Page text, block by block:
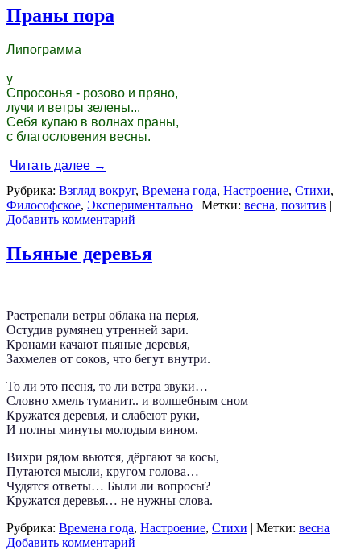
Праны пора
Липограмма
у
Спросонья - розово и пряно,
лучи и ветры зелены...
Себя купаю в волнах праны,
с благословения весны.
Читать далее →
Рубрика: Взгляд вокруг, Времена года, Настроение, Стихи,
Философское, Экспериментально | Метки: весна, позитив |
Добавить комментарий
Пьяные деревья
Растрепали ветры облака на перья,
Остудив румянец утренней зари.
Кронами качают пьяные деревья,
Захмелев от соков, что бегут внутри.
То ли это песня, то ли ветра звуки…
Словно хмель туманит.. и волшебным сном
Кружатся деревья, и слабеют руки,
И полны минуты молодым вином.
Вихри рядом вьются, дёргают за косы,
Путаются мысли, кругом голова…
Чудятся ответы… Были ли вопросы?
Кружатся деревья… не нужны слова.
Рубрика: Времена года, Настроение, Стихи | Метки: весна |
Добавить комментарий